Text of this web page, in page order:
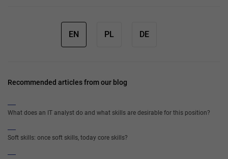
EN PL DE
Recommended articles from our blog
What does an IT analyst do and what skills are desirable for this position?
Soft skills: once soft skills, today core skills?